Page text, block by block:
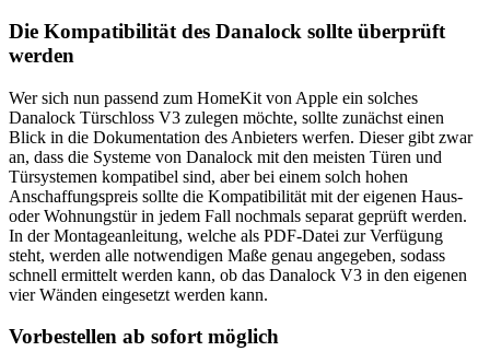
Die Kompatibilität des Danalock sollte überprüft
werden
Wer sich nun passend zum HomeKit von Apple ein solches
Danalock Türschloss V3 zulegen möchte, sollte zunächst einen
Blick in die Dokumentation des Anbieters werfen. Dieser gibt zwar
an, dass die Systeme von Danalock mit den meisten Türen und
Türsystemen kompatibel sind, aber bei einem solch hohen
Anschaffungspreis sollte die Kompatibilität mit der eigenen Haus-
oder Wohnungstür in jedem Fall nochmals separat geprüft werden.
In der Montageanleitung, welche als PDF-Datei zur Verfügung
steht, werden alle notwendigen Maße genau angegeben, sodass
schnell ermittelt werden kann, ob das Danalock V3 in den eigenen
vier Wänden eingesetzt werden kann.
Vorbestellen ab sofort möglich